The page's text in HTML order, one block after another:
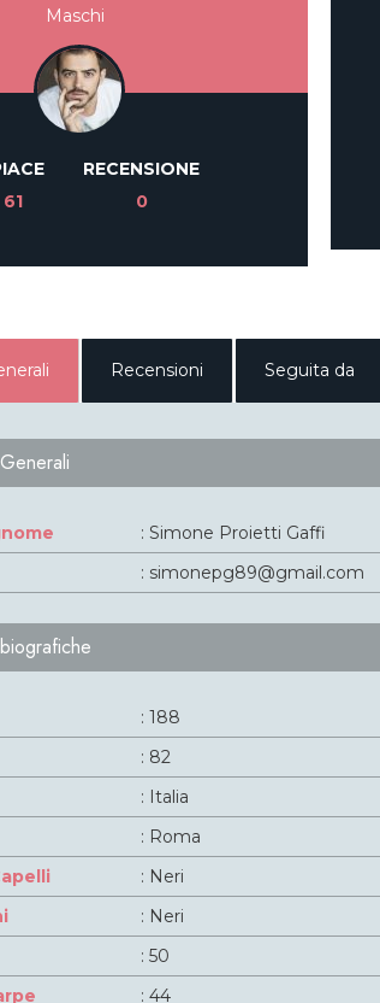
Maschi
61
RECENSIONE
0
Recensioni Seguita da
: Simone Proietti Gaffi
: simonepg89@gmail.com
: 188
: 82
: Italia
: Roma
: Neri
: Neri
: 50
: 44